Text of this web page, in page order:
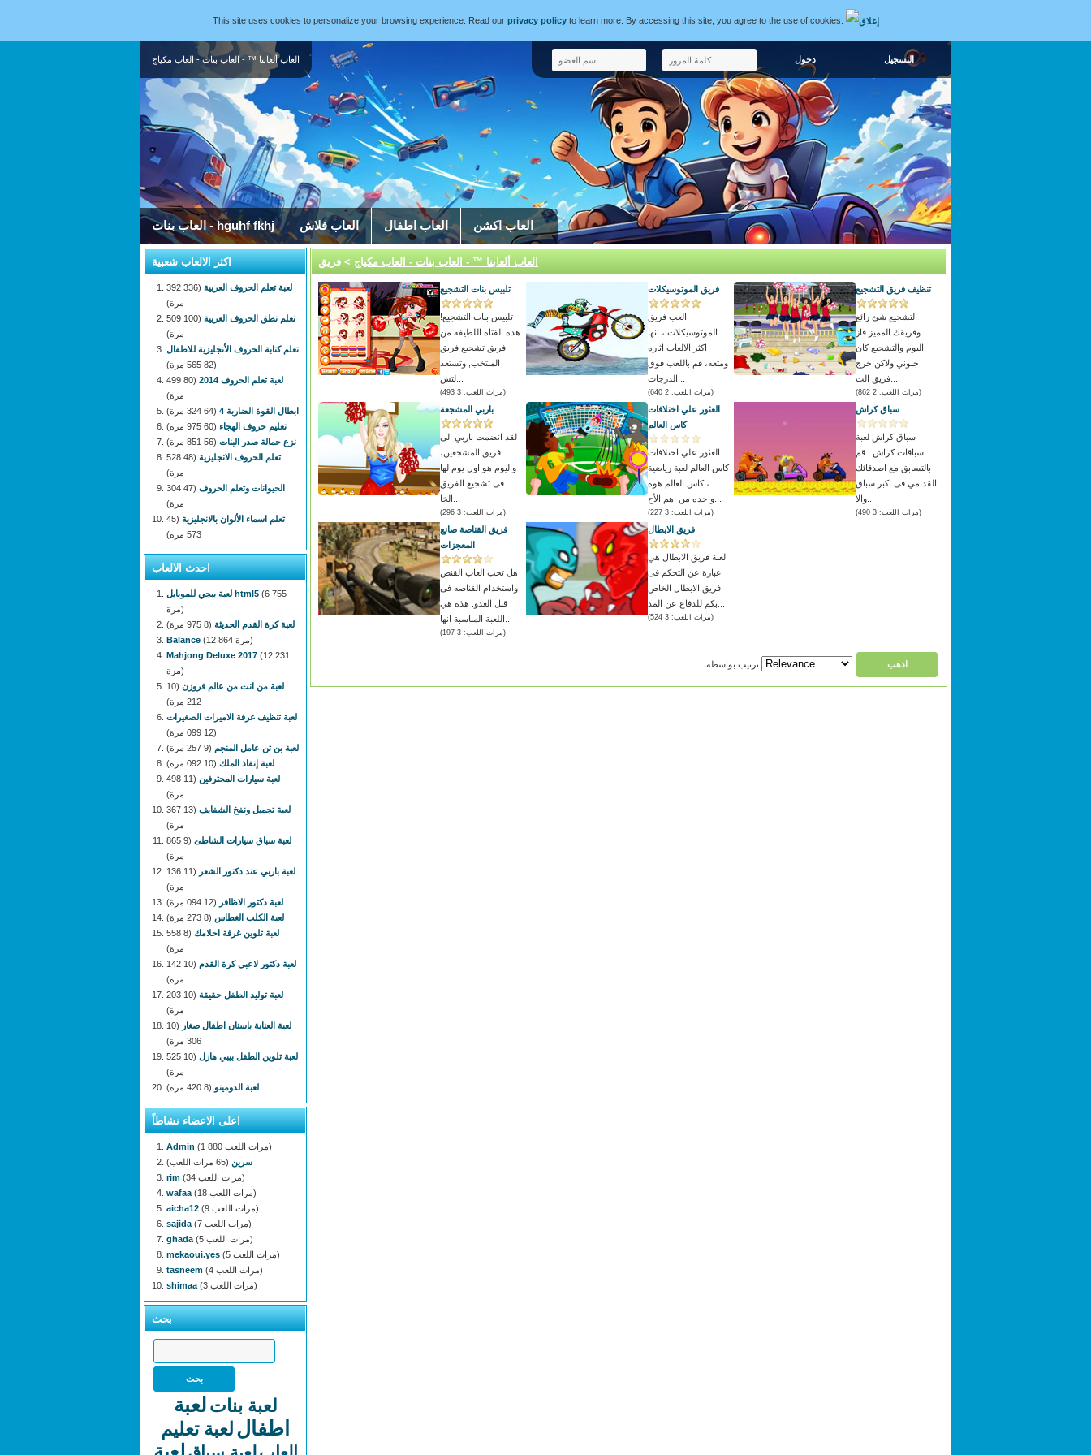
This site uses cookies to personalize your browsing experience. Read our privacy policyto learn more. By accessing this site, you agree to the use of cookies.
العاب ألعابنا ™ - العاب بنات - العاب مكياج التسجيل
العاب بنات - hguhf fkhj العاب فلاش العاب اطفال العاب اكشن
العاب ألعابنا ™ - العاب بنات - العاب مكياج > فريق
تلبيس بنات التشجيع
تلبيس بنات التشجيع!
هذه الفتاه اللطيفه من
فريق تشجيع فريق
المنتخب, وتستعد
(مرات اللعب: 3 493)
فريق الموتوسيكلات
العب فريق
الموتوسيكلات ، انها
اكثر الالعاب اثاره
ومتعه، قم باللعب فوق
(مرات اللعب: 2 640)
تنظيف فريق التشجيع
التشجيع شئ رائع
وفريقك المميز فاز
اليوم والتشجيع كان
جنوني ولاكن خرج
(مرات اللعب: 2 862)
باربي المشجعة
لقد انضمت باربي الى
فريق المشجعين،
واليوم هو اول يوم لها
فى تشجيع الفريق
(مرات اللعب: 3 296)
العثور علي اختلافات
كاس العالم
العثور علي اختلافات
كاس العالم لعبة رياضية
، كاس العالم هوه
(مرات اللعب: 3 227)
سباق كراش
سباق كراش لعبة
سباقات كراش . قم
بالتسابق مع اصدقائك
القدامي فى اكبر سباق
(مرات اللعب: 3 490)
فريق القناصة صانع
المعجزات
هل تحب العاب القنص
واستخدام القناصه فى
قتل العدو. هذه هي
(مرات اللعب: 3 197)
فريق الابطال
لعبة فريق الابطال هي
عبارة عن التحكم فى
فريق الابطال الخاص
(مرات اللعب: 3 524)
اكثر الالعاب شعبية
لعبة تعلم الحروف العربية
(336 392
مرة)
تعلم نطق الحروف العربية
(100 509
مرة)
تعلم كتابة الحروف الأنجليزية للاطفال
(82 565 مرة)
لعبة تعلم الحروف 2014
(80 499
مرة)
ابطال القوة الضاربة 4
(64 324 مرة)
تعليم حروف الهجاء (60 975 مرة)
نزع حمالة صدر البنات (56 851 مرة)
تعلم الحروف الانجليزية
(48 528
مرة)
الحيوانات وتعلم الحروف
(47 304
مرة)
تعلم اسماء الألوان بالانجليزية (45
573 مرة)
احدث الالعاب
لعبة ببجي للموبايل html5 (6 755
مرة)
لعبة كرة القدم الحديثة (8 975 مرة)
Balance
(12 864 مرة)
Mahjong Deluxe 2017 (12 231
مرة)
لعبة من انت من عالم فروزن (10
212 مرة)
لعبة تنظيف غرفة الاميرات الصغيرات
(12 099 مرة)
لعبة بن تن عامل المنجم (9 257 مرة)
لعبة إنقاذ الملك (10 092 مرة)
لعبة سيارات المحترفين
(11 498
مرة)
لعبة تجميل ونفخ الشفايف
(13 367
مرة)
لعبة سباق سيارات الشاطئ
(9 865
مرة)
لعبة باربي عند دكتور الشعر
(11 136
مرة)
لعبة دكتور الاظافر (12 094 مرة)
لعبة الكلب الغطاس (8 273 مرة)
لعبة تلوين غرفة احلامك
(8 558
مرة)
لعبة دكتور لاعبي كرة القدم
(10 142
مرة)
لعبة توليد الطفل حقيقة
(10 203
مرة)
لعبة العناية باسنان اطفال صغار
(10
306 مرة)
لعبة تلوين الطفل بيبي هازل
(10 525
مرة)
لعبة الدومينو (8 420 مرة)
اعلى الاعضاء نشاطاً
Admin
(1 880 مرات اللعب)
سرين (65 مرات اللعب)
rim
(34 مرات اللعب)
wafaa
(18 مرات اللعب)
aicha12
(9 مرات اللعب)
sajida
(7 مرات اللعب)
ghada
(5 مرات اللعب)
mekaoui.yes
(5 مرات اللعب)
tasneem
(4 مرات اللعب)
shimaa
(3 مرات اللعب)
بحث
لعبة بنات لعبة
اطفاللعبة تعليم